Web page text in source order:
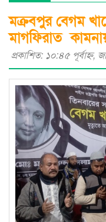
এন্ড রুরাল
মক্রবপুর বেগম
মাগফিরাত
প্রকাশিত: ১০:৪৫ পূর্বাহ্ণ,